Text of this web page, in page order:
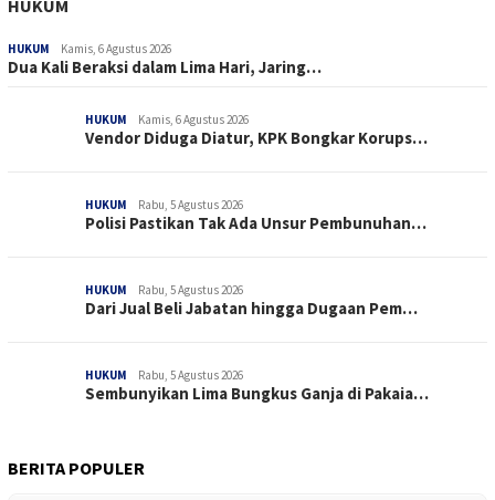
HUKUM
HUKUM Kamis, 6 Agustus 2026
Dua Kali Beraksi dalam Lima Hari, Jaring…
HUKUM Kamis, 6 Agustus 2026
Vendor Diduga Diatur, KPK Bongkar Korups…
HUKUM Rabu, 5 Agustus 2026
Polisi Pastikan Tak Ada Unsur Pembunuhan…
HUKUM Rabu, 5 Agustus 2026
Dari Jual Beli Jabatan hingga Dugaan Pem…
HUKUM Rabu, 5 Agustus 2026
Sembunyikan Lima Bungkus Ganja di Pakaia…
BERITA POPULER